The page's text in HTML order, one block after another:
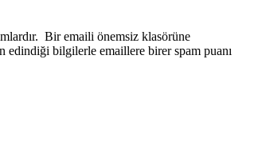
Bir emaili önemsiz klasörüne
edindiği bilgilerle emaillere birer spam puanı